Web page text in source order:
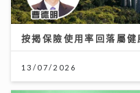
按揭保險使用率回落屬健
13/07/2026